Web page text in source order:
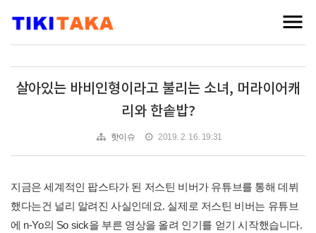
살아있는 바비인형이라고 불리는 소녀, 머라이어캐
리와 한솥밥?
핫이슈 2019. 2. 16. 19:31
지금은 세계적인 팝스타가 된 저스틴 비버가 유튜브를 통해 데뷔
했다는건 널리 알려진 사실인데요. 실제로 저스틴 비버는 유튜브
에 n-Yo의 So sick을 부른 영상을 올려 인기를 얻기 시작했습니다.